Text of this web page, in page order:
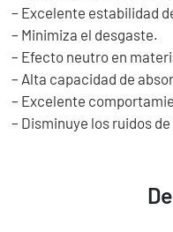
– Excelente estabilidad
– Minimiza el desgaste.
– Efecto neutro en
– Alta capacidad de
– Excelente
– Disminuye los ruidos